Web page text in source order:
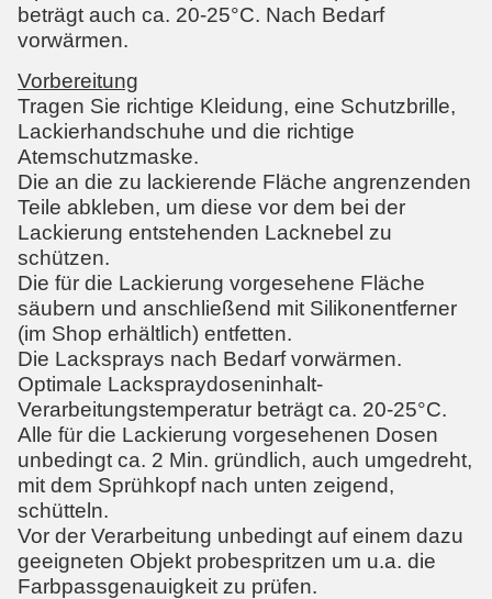
beträgt auch ca. 20-25°C. Nach Bedarf
vorwärmen.
Vorbereitung
Tragen Sie richtige Kleidung, eine Schutzbrille,
Lackierhandschuhe und die richtige
Atemschutzmaske.
Die an die zu lackierende Fläche angrenzenden
Teile abkleben, um diese vor dem bei der
Lackierung entstehenden Lacknebel zu
schützen.
Die für die Lackierung vorgesehene Fläche
säubern und anschließend mit Silikonentferner
(im Shop erhältlich) entfetten.
Die Lacksprays nach Bedarf vorwärmen.
Optimale Lackspraydoseninhalt-
Verarbeitungstemperatur beträgt ca. 20-25°C.
Alle für die Lackierung vorgesehenen Dosen
unbedingt ca. 2 Min. gründlich, auch umgedreht,
mit dem Sprühkopf nach unten zeigend,
schütteln.
Vor der Verarbeitung unbedingt auf einem dazu
geeigneten Objekt probespritzen um u.a. die
Farbpassgenauigkeit zu prüfen.